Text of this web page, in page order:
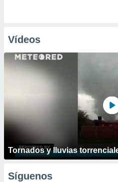
Vídeos
Tornados y lluvias
Síguenos